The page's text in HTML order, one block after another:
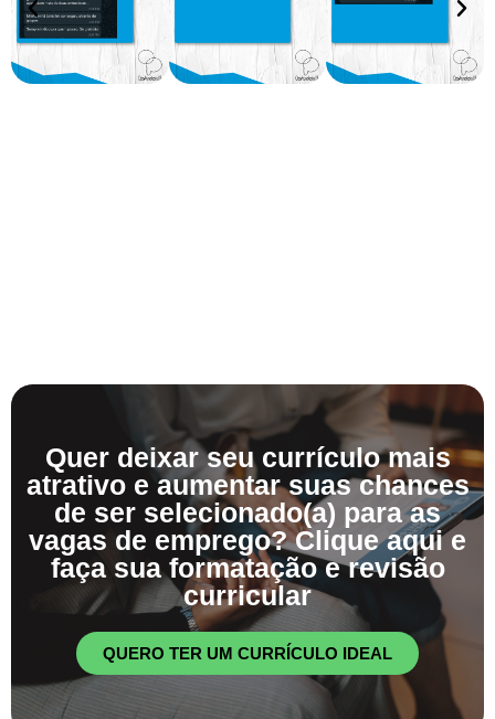
Quer deixar seu currículo mais
atrativo e aumentar suas chances
de ser selecionado(a) para as
vagas de emprego? Clique aqui e
faça sua formatação e revisão
curricular
QUERO TER UM CURRÍCULO IDEAL